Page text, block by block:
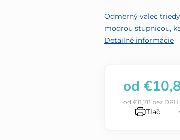
5
hviezdičiek.
Odmerný valec
modrou stupnicou,
Detailné informácie
od
od €8,78 bez DPH
Tlač